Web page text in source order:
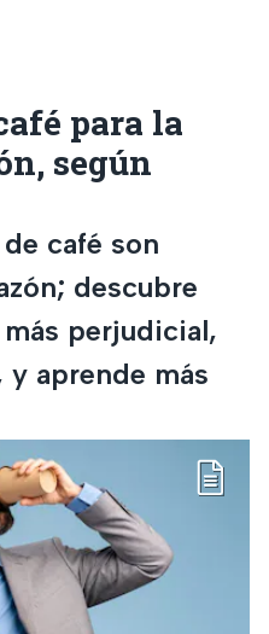
para la
según
café son
descubre
perjudicial,
aprende más